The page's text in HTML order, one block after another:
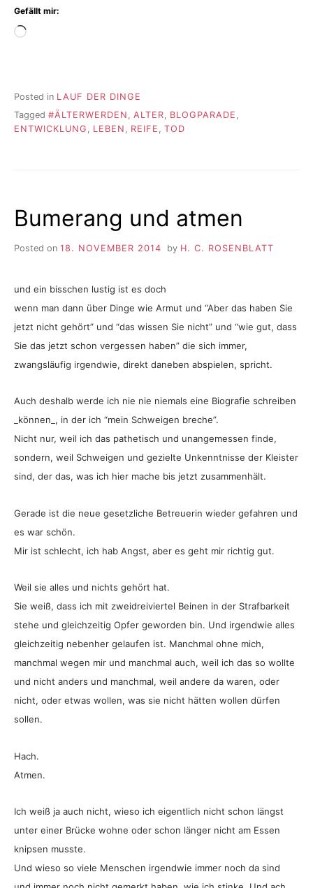
Gefällt mir:
Wird
Posted in LAUF DER DINGE
Tagged #ÄLTERWERDEN , ALTER, BLOGPARADE ,
ENTWICKLUNG , LEBEN , REIFE , TOD
Bumerang und atmen
Posted on 18. NOVEMBER 2014 by H. C. ROSENBLATT
und ein bisschen lustig ist es doch
wenn man dann über Dinge wie Armut und “Aber das haben Sie
jetzt nicht gehört” und “das wissen Sie nicht” und “wie gut, dass
Sie das jetzt schon vergessen haben” die sich immer,
zwangsläufig irgendwie, direkt daneben abspielen, spricht.
Auch deshalb werde ich nie nie niemals eine Biografie schreiben
_können_, in der ich “mein Schweigen breche”.
Nicht nur, weil ich das pathetisch und unangemessen finde,
sondern, weil Schweigen und gezielte Unkenntnisse der Kleister
sind, der das, was ich hier mache bis jetzt zusammenhält.
Gerade ist die neue gesetzliche Betreuerin wieder gefahren und
es war schön.
Mir ist schlecht, ich hab Angst, aber es geht mir richtig gut.
Weil sie alles und nichts gehört hat.
Sie weiß, dass ich mit zweidreiviertel Beinen in der Strafbarkeit
stehe und gleichzeitig Opfer geworden bin. Und irgendwie alles
gleichzeitig nebenher gelaufen ist. Manchmal ohne mich,
manchmal wegen mir und manchmal auch, weil ich das so wollte
und nicht anders und manchmal, weil andere da waren, oder
nicht, oder etwas wollen, was sie nicht hätten wollen dürfen
sollen.
Hach.
Atmen.
Ich weiß ja auch nicht, wieso ich eigentlich nicht schon längst
unter einer Brücke wohne oder schon länger nicht am Essen
knipsen musste.
Und wieso so viele Menschen irgendwie immer noch da sind